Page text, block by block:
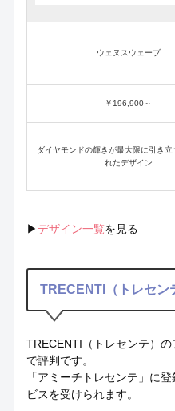
ウェヌスウェーブ
￥196,900～
ダイヤモンドの輝きが最大限に引き立
れたデザイン
▶デザイン一覧を見る
TRECENTI（トレセン
TRECENTI（トレセンテ）
で評判です。
「アミーチトレセンテ」に
ビスを受けられます。